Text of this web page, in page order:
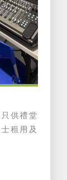
供禮堂
租用及